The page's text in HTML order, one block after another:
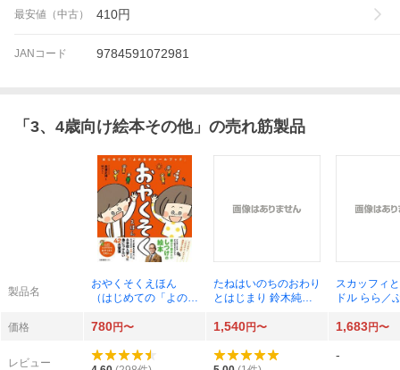
最安値（中古） 410円
JANコード 9784591072981
「 3、4歳向け絵本その他」の売れ筋製品
製品名
おやくそくえほん
（はじめての「よのな
高濱正伸／監修 林ユ
たねはいのちのおわり
とはじまり 鈴木純／
スカッフィ
ドル らら／
価格 780円〜 1,540円〜 1,683円〜
レビュー
-